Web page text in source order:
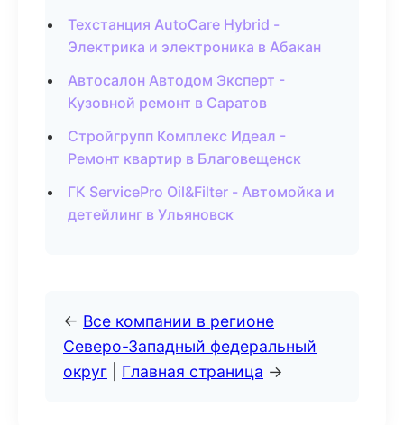
Техстанция AutoCare Hybrid -
Электрика и электроника в Абакан
Автосалон Автодом Эксперт -
Кузовной ремонт в Саратов
Стройгрупп Комплекс Идеал -
Ремонт квартир в Благовещенск
ГК ServicePro Oil&Filter - Автомойка и
детейлинг в Ульяновск
← Все компании в регионе
Северо-Западный федеральный
округ
Главная страница →